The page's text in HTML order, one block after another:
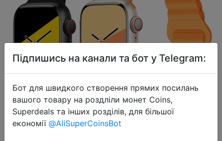
Підпишись на канали та бот у Telegram:
Бот для швидкого створення прямих посилань
вашого товару на роздліли монет Coins,
Superdeals та інших розділів, для більшої
економії @AliSuperCoinsBot